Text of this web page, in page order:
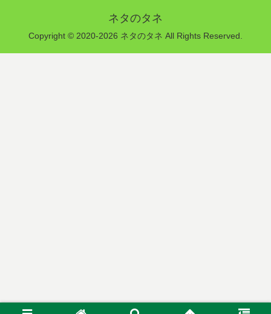
ネタのタネ
Copyright © 2020-2026 ネタのタネ All Rights Reserved.